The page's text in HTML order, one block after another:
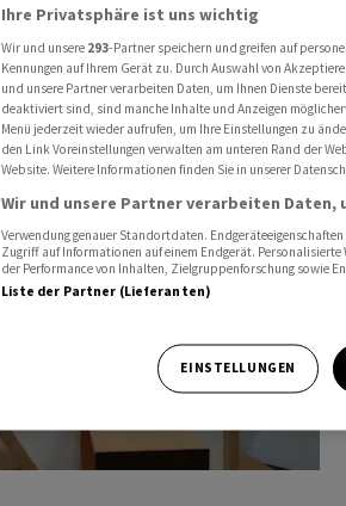
Ihre Privatsphäre ist uns wichtig
Wir und unsere 293-Partner speichern und greifen auf
Kennungen auf Ihrem Gerät zu. Durch Auswahl von
und unsere Partner verarbeiten Daten, um Ihnen Dienste
deaktiviert sind, sind manche Inhalte und Anzeigen
Menü jederzeit wieder aufrufen, um Ihre Einstellungen zu
den Link Voreinstellungen verwalten am unteren Rand der
Website. Weitere Informationen finden Sie in unserer
Wir und unsere Partner verarbeiten
Verwendung genauer Standortdaten.
Zugriff auf Informationen auf einem Endgerät.
der Performance von Inhalten, Zielgruppenforschung sowie
Liste der Partner (Lieferanten)
EINSTELLUNGEN